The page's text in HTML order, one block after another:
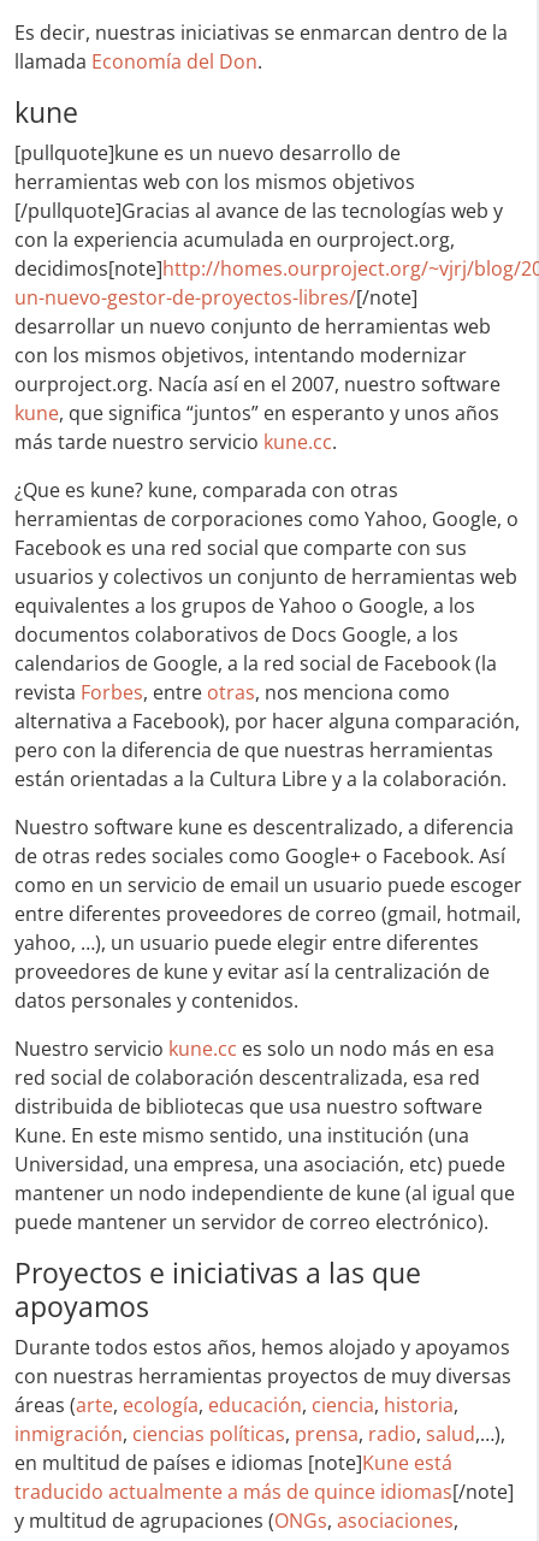
Es decir, nuestras iniciativas se enmarcan dentro de la
llamada Economía del Don.
kune
[pullquote]kune es un nuevo desarrollo de
herramientas web con los mismos objetivos
[/pullquote]Gracias al avance de las tecnologías web y
con la experiencia acumulada en ourproject.org,
decidimos[note]http://homes.ourproject.org/~vjrj/blog/
un-nuevo-gestor-de-proyectos-libres/[/note]
desarrollar un nuevo conjunto de herramientas web
con los mismos objetivos, intentando modernizar
ourproject.org. Nacía así en el 2007, nuestro software
kune, que significa “juntos” en esperanto y unos años
más tarde nuestro servicio kune.cc.
¿Que es kune? kune, comparada con otras
herramientas de corporaciones como Yahoo, Google, o
Facebook es una red social que comparte con sus
usuarios y colectivos un conjunto de herramientas web
equivalentes a los grupos de Yahoo o Google, a los
documentos colaborativos de Docs Google, a los
calendarios de Google, a la red social de Facebook (la
revista Forbes, entre otras, nos menciona como
alternativa a Facebook), por hacer alguna comparación,
pero con la diferencia de que nuestras herramientas
están orientadas a la Cultura Libre y a la colaboración.
Nuestro software kune es descentralizado, a diferencia
de otras redes sociales como Google+ o Facebook. Así
como en un servicio de email un usuario puede escoger
entre diferentes proveedores de correo (gmail, hotmail,
yahoo, …), un usuario puede elegir entre diferentes
proveedores de kune y evitar así la centralización de
datos personales y contenidos.
Nuestro servicio kune.cc es solo un nodo más en esa
red social de colaboración descentralizada, esa red
distribuida de bibliotecas que usa nuestro software
Kune. En este mismo sentido, una institución (una
Universidad, una empresa, una asociación, etc) puede
mantener un nodo independiente de kune (al igual que
puede mantener un servidor de correo electrónico).
Proyectos e iniciativas a las que
apoyamos
Durante todos estos años, hemos alojado y apoyamos
con nuestras herramientas proyectos de muy diversas
áreas (arte, ecología, educación, ciencia, historia,
inmigración, ciencias políticas, prensa, radio, salud,…),
en multitud de países e idiomas [note]Kune está
traducido actualmente a más de quince idiomas[/note]
y multitud de agrupaciones (ONGs, asociaciones,